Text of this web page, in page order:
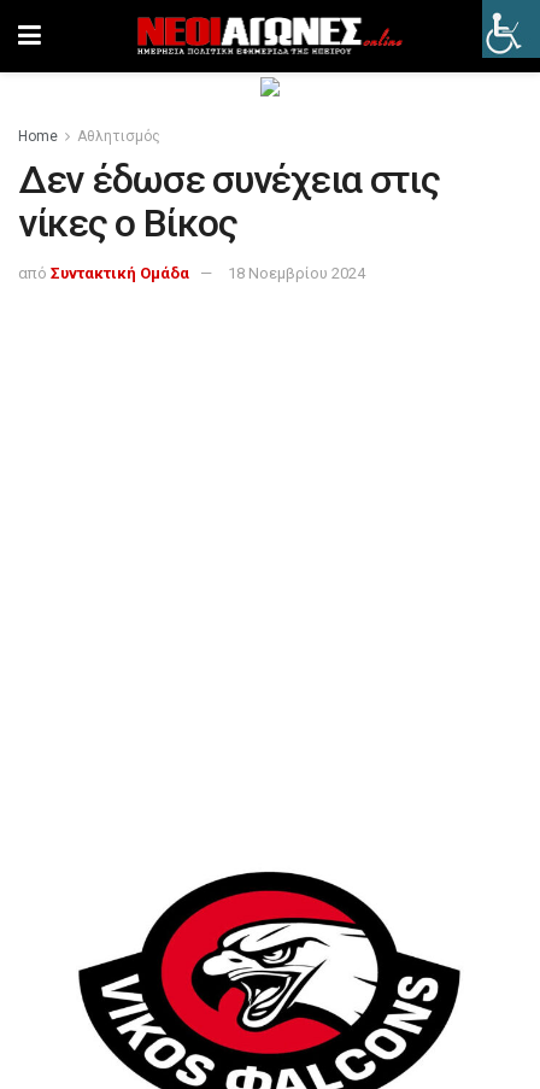
Home Αθλητισμός
Δεν έδωσε συνέχεια στις
νίκες ο Βίκος
από Συντακτική Ομάδα 18 Νοεμβρίου 2024